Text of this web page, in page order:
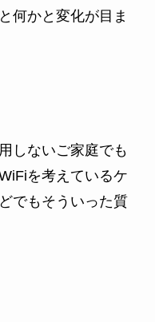
何かと変化が目ま
しないご家庭でも
を考えているケ
でもそういった質